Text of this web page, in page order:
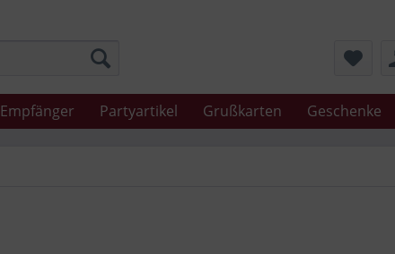
Empfänger Partyartikel Grußkarten Geschenke